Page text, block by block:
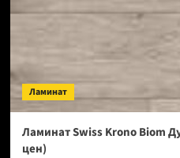
Ламинат
Ламинат Swiss Krono Biom
цен)